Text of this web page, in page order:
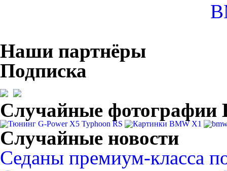
Наши партнёры
Подписка
Случайные фотографии
Случайные новости
Седаны премиум-класса